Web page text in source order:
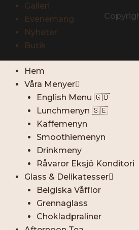
Galleri
Evenemang
Nyheter
Butik
Hem
Våra Menyer
English Menu 🇬🇧
Lunchmenyn 🇸🇪
Kaffemenyn
Smoothiemenyn
Drinkmeny
Råvaror Eksjö Konditori
Glass & Delikatesser
Belgiska Våfflor
Grennaglass
Chokladpraliner